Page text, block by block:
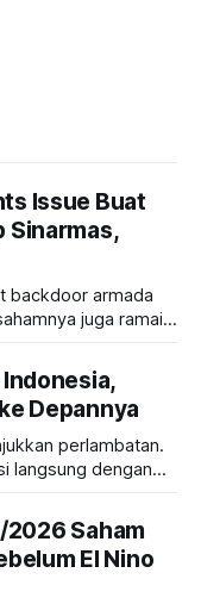
Issue Buat
Sinarmas,
backdoor armada
juga ramai
Depannya
perlambatan.
langsung dengan
2026 Saham
El Nino